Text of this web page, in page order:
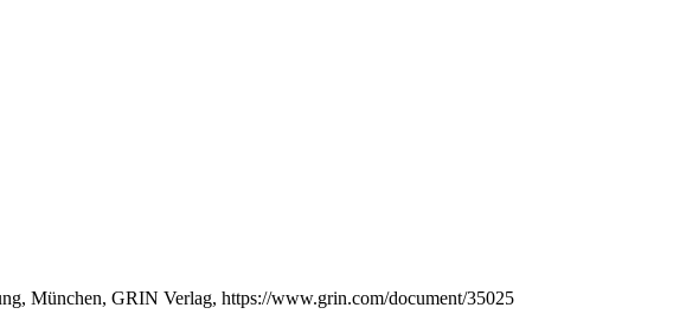
München, GRIN Verlag, https://www.grin.com/document/35025